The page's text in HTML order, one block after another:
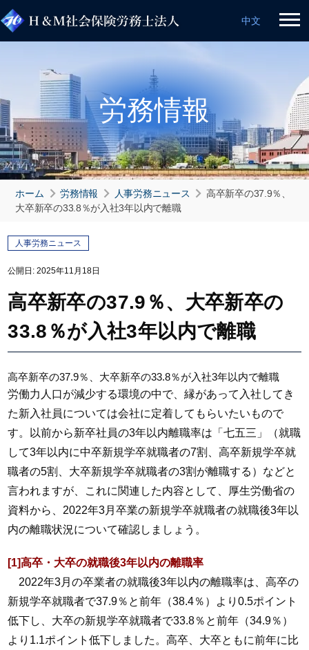
中文
労務情報
ホーム 労務情報 人事労務ニュース
高卒新卒の37.9％、
大卒新卒の33.8％が入社3年以内で離職
人事労務ニュース
公開日:2025年11月18日
高卒新卒の37.9％、大卒新卒の
33.8％が入社3年以内で離職
高卒新卒の37.9％、大卒新卒の33.8％が入社3年以内で離職
労働力人口が減少する環境の中で、縁があって入社してき
た新入社員については会社に定着してもらいたいもので
す。以前から新卒社員の3年以内離職率は「七五三」（就職
して3年以内に中卒新規学卒就職者の7割、高卒新規学卒就
職者の5割、大卒新規学卒就職者の3割が離職する）などと
言われますが、これに関連した内容として、厚生労働省の
資料から、2022年3月卒業の新規学卒就職者の就職後3年以
内の離職状況について確認しましょう。
[1]高卒・大卒の就職後3年以内の離職率
2022年3月の卒業者の就職後3年以内の離職率は、高卒の
新規学卒就職者で37.9％と前年（38.4％）より0.5ポイント
低下し、大卒の新規学卒就職者で33.8％と前年（34.9％）
より1.1ポイント低下しました。高卒、大卒ともに前年に比